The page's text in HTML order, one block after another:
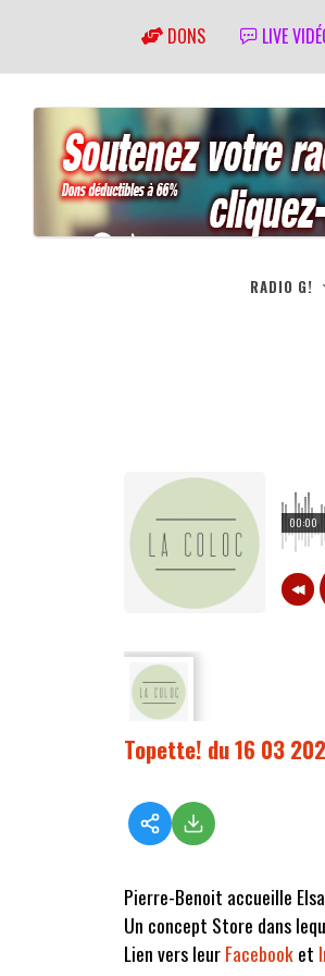
DONS LIVE
RADIO G!
00:00
Topette! du 16 03
Pierre-Benoit accueille
Un concept Store dans
Lien vers leurFacebooket